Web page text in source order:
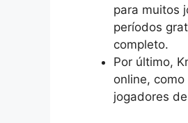
para muitos
períodos
completo.
Por último,
online,
jogadores